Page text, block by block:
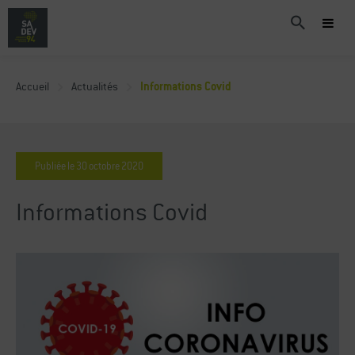
Accueil Actualités Informations Covid
Publiée le 30 octobre 2020
Informations Covid